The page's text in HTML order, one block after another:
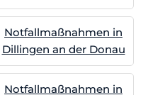
Notfallmaßnahmen in
Dillingen an der Donau
Notfallmaßnahmen in